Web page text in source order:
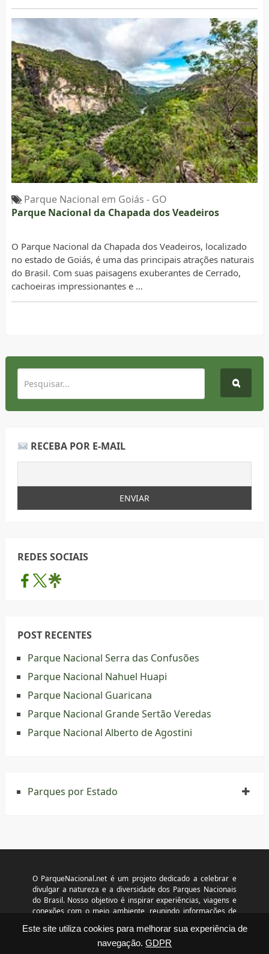
Este site utiliza cookies para melhorar sua experiência de
navegação. GDPR
Parque Nacional em Goiás - GO
Parque Nacional da Chapada dos Veadeiros
O Parque Nacional da Chapada dos Veadeiros, localizado
no estado de Goiás, é uma das principais atrações naturais
do Brasil. Com suas paisagens exuberantes de Cerrado,
cachoeiras impressionantes e …
RECEBA POR E-MAIL
REDES SOCIAIS
POST RECENTES
Parque Nacional Serra das Confusões
Parque Nacional Nahuel Huapi
Parque Nacional Guaricana
Parque Nacional Grande Sertão Veredas
Parque Nacional Alberto de Agostini
Parques por Estado
O ParqueNacional.net é um projeto dedicado a celebrar e
divulgar a natureza e a diversidade dos Parques Nacionais
do Brasil. Nosso objetivo é inspirar experiências, viagens e
conexões com o meio ambiente, reunindo informações de
ICMBio, prefeituras ou concessionárias. Horários, taxas e
programações podem mudar sem aviso prévio. © 2026